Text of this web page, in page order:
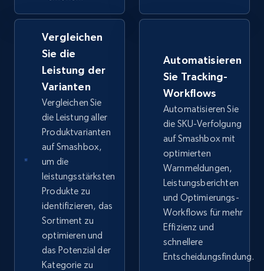
Google Shopping - collects products from
web using keywords
URL, Product id, Title, Product description,
Rating, Reviews count, Images, Variations, and
more.
2.4K+ 200+
Home Depot US
URL, Domain, Country code, Model number,
Sku, Product id, Product name, Manufacturer,
and more.
2.1K+
Vergleichen
Sie die
Leistung der
Varianten
Vergleichen Sie
die Leistung aller
Produktvarianten
auf Smashbox,
um die
leistungsstärksten
Produkte zu
identifizieren, das
Sortiment zu
optimieren und
das Potenzial der
Kategorie zu
Automatisieren
Sie Tracking-
Workflows
Automatisieren Sie
die SKU-Verfolgung
auf Smashbox mit
optimierten
Warnmeldungen,
Leistungsberichten
und Optimierungs-
Workflows für mehr
Effizienz und
schnellere
Entscheidungsfindung.